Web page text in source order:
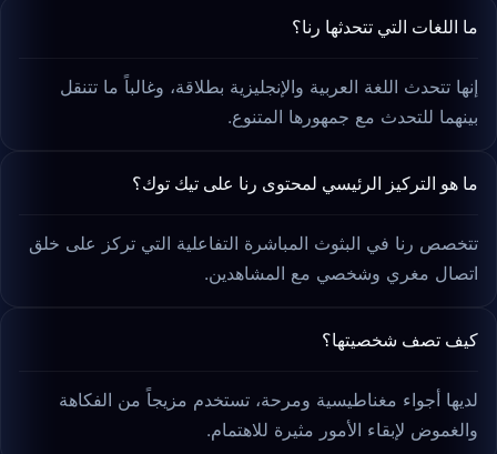
ما اللغات التي تتحدثها رنا؟
إنها تتحدث اللغة العربية والإنجليزية بطلاقة، وغالباً ما تتنقل
بينهما للتحدث مع جمهورها المتنوع.
ما هو التركيز الرئيسي لمحتوى رنا على تيك توك؟
تتخصص رنا في البثوث المباشرة التفاعلية التي تركز على خلق
اتصال مغري وشخصي مع المشاهدين.
كيف تصف شخصيتها؟
لديها أجواء مغناطيسية ومرحة، تستخدم مزيجاً من الفكاهة
والغموض لإبقاء الأمور مثيرة للاهتمام.